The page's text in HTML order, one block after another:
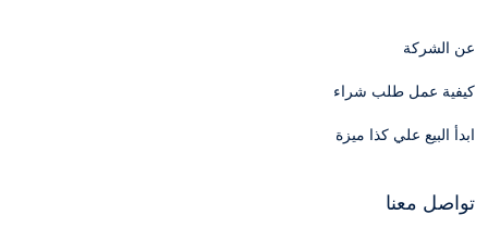
عن الشركة
كيفية عمل طلب شراء
ابدأ البيع علي كذا ميزة
تواصل معنا